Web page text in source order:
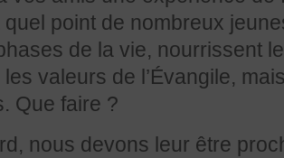
quel point de nombreux
de la vie, nourrissent
valeurs de l’Évangile,
Que faire ?
nous devons leur être